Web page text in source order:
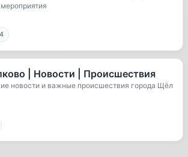
| Новости | Происшествия
новости и важные происшествия города Щёл